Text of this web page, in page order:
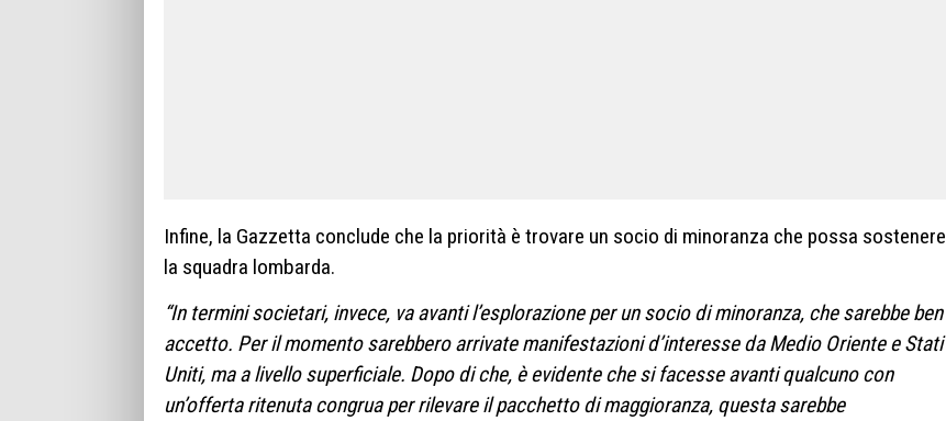
Infine, la Gazzetta conclude che la priorità è trovare un socio di minoranza che possa sostenere
la squadra lombarda.
“In termini societari, invece, va avanti l’esplorazione per un socio di minoranza, che sarebbe ben
accetto. Per il momento sarebbero arrivate manifestazioni d’interesse da Medio Oriente e Stati
Uniti, ma a livello superficiale. Dopo di che, è evidente che si facesse avanti qualcuno con
un’offerta ritenuta congrua per rilevare il pacchetto di maggioranza, questa sarebbe